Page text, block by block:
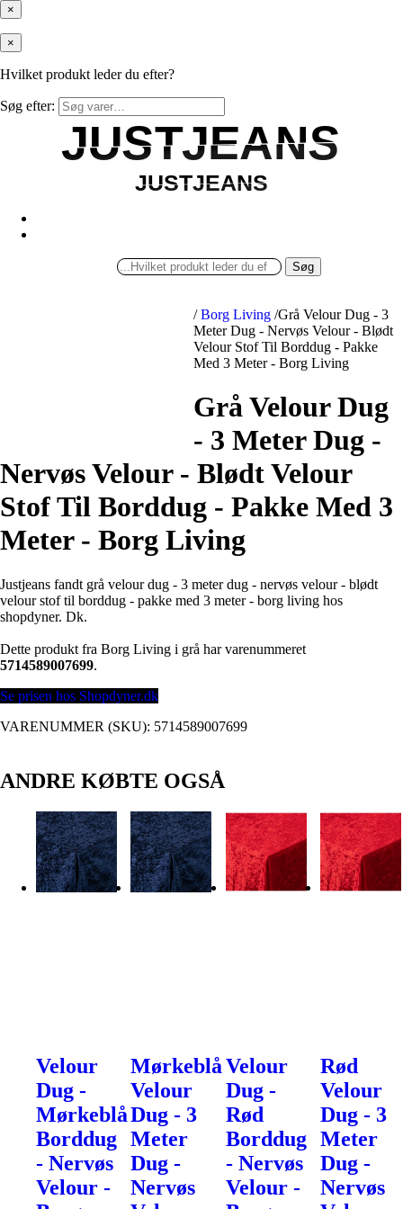
×
×
Hvilket produkt leder du efter?
Søg efter:
JUSTJEANS
JUSTJEANS
JUSTJEANS
JUSTJEANS
Søg
/ Borg Living /Grå Velour Dug - 3
Meter Dug - Nervøs Velour - Blødt
Velour Stof Til Borddug - Pakke
Med 3 Meter - Borg Living
Grå Velour Dug
- 3 Meter Dug -
Nervøs Velour - Blødt Velour
Stof Til Borddug - Pakke Med 3
Meter - Borg Living
Justjeans fandt grå velour dug - 3 meter dug - nervøs velour - blødt
velour stof til borddug - pakke med 3 meter - borg living hos
shopdyner. Dk.
Dette produkt fra Borg Living i grå har varenummeret
5714589007699.
Se prisen hos Shopdyner.dk
VARENUMMER (SKU): 5714589007699
ANDRE KØBTE OGSÅ
Velour
Dug -
Mørkeblå
Borddug
- Nervøs
Velour -
Mørkeblå
Velour
Dug - 3
Meter
Dug -
Nervøs
Velour
Dug -
Rød
Borddug
- Nervøs
Velour -
Rød
Velour
Dug - 3
Meter
Dug -
Nervøs